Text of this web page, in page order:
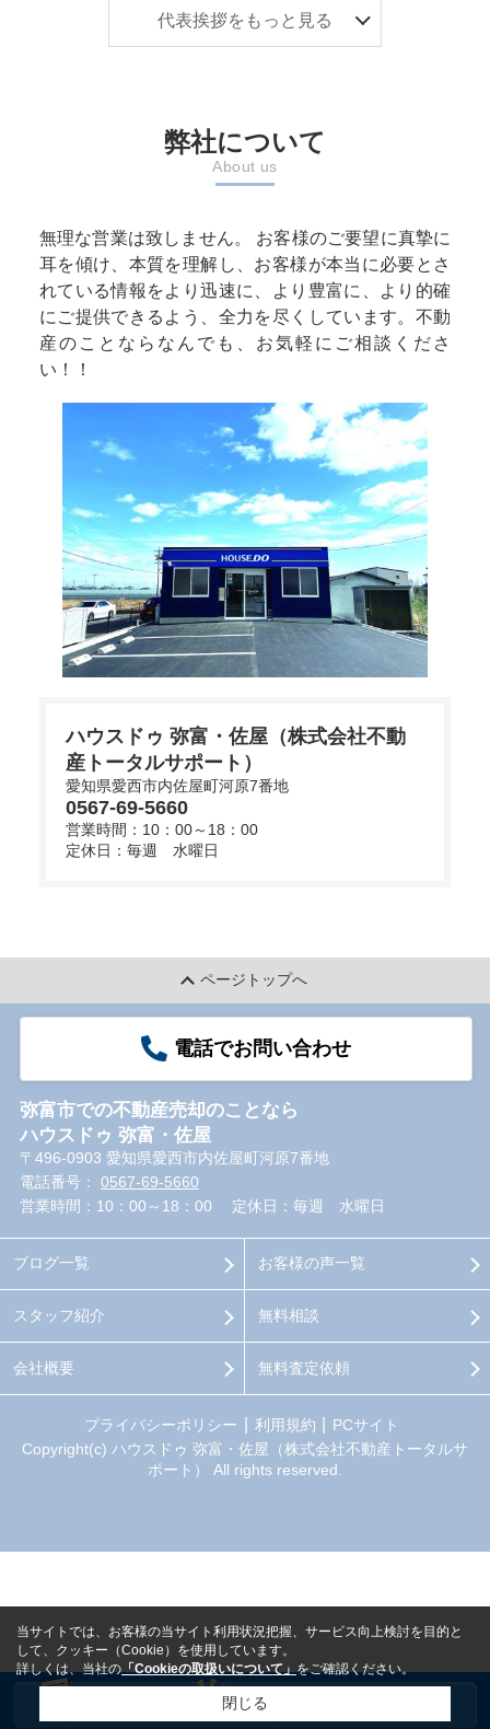
産業者泣かせの街です。 起業する際に、迷わず稲沢
その後、人口6万人、市全体の95％が市街化調整区
域を占める愛西市に出店し、ここでも地域の皆様に
支えて頂いています。 2023年2月５日、津島市、弥
ープンしました。私たちは、この西尾張で不動産業
を通じて地域の発展に貢献したいのです。 不動産
は、一生に一度のお買い物です。また、ご所有の不
動産の売却をするには、大きなご決断があるかと思
います。不動産を買うのも、売るのも絶対に失敗し
たくない！どこに依頼したらよいか、ご不安でいっ
ぱいかと思います。 そんなときは、どうか、我々に
お声掛けください。我々は、『最高の商品とサービ
スをご提供する』為、日々、不断の努力を欠かさ
ず、地域を走り回っています。 お客様が、求める不
動産業者。それが、株式会社不動産トータルサポー
トです。
代表挨拶をもっと見る
弊社について
About us
無理な営業は致しません。 お客様のご要望に真摯に
耳を傾け、本質を理解し、お客様が本当に必要とさ
れている情報をより迅速に、より豊富に、より的確
にご提供できるよう、全力を尽くしています。不動
産のことならなんでも、お気軽にご相談くださ
い！！
ハウスドゥ 弥富・佐屋（株式会社不動
産トータルサポート）
愛知県愛西市内佐屋町河原7番地
0567-69-5660
営業時間：10：00～18：00
定休日：毎週 水曜日
ページトップへ
電話でお問い合わせ
弥富市での不動産売却のことなら
ハウスドゥ 弥富・佐屋
〒496-0903 愛知県愛西市内佐屋町河原7番地
電話番号： 0567-69-5660
営業時間：10：00～18：00
定休日：毎週 水曜日
ブログ一覧
スタッフ紹介
会社概要
お客様の声一覧
無料相談
無料査定依頼
プライバシーポリシー 利用規約
PCサイト
Copyright(c) ハウスドゥ 弥富・佐屋（株式会社不動産トータルサ
ポート） All rights reserved.
当サイトでは、お客様の当サイト利用状況把握、サービス向上検討を目的と
して、クッキー（Cookie）を使用しています。
詳しくは、当社の「Cookieの取扱いについて」をご確認ください。
閉じる